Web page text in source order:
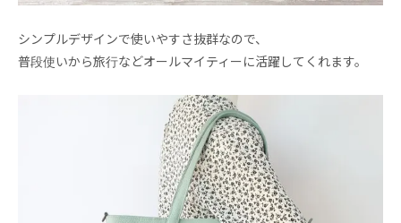
シンプルデザインで使いやすさ抜群なので、
普段使いから旅行などオールマイティーに活躍してくれます。